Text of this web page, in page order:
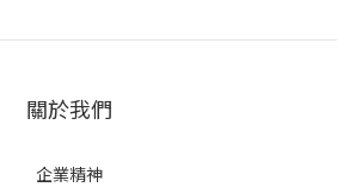
關於我們
企業精神